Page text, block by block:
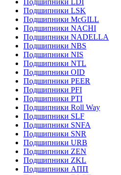
Подшипники LDI
Подшипники LSK
Подшипники McGILL
Подшипники NACHI
Подшипники NADELLA
Подшипники NBS
Подшипники NIS
Подшипники NTL
Подшипники OID
Подшипники PEER
Подшипники PFI
Подшипники PTI
Подшипники Roll Way
Подшипники SLF
Подшипники SNFA
Подшипники SNR
Подшипники URB
Подшипники ZEN
Подшипники ZKL
Подшипники АПП